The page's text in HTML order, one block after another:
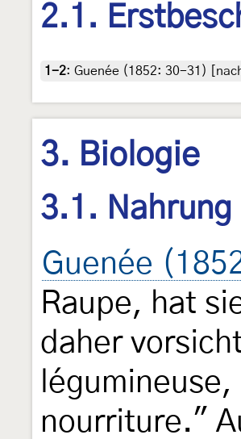
2.1.
1-2: Guenée (1852: 30-31)
3. Biologie
3.1. Nahrung
Guenée
Raupe, hat
daher
nourriture."